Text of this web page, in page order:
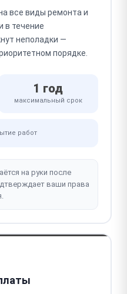
все виды ремонта и
в течение
неполадки —
порядке.
1 год
максимальный срок
работ
на руки после
ваши права